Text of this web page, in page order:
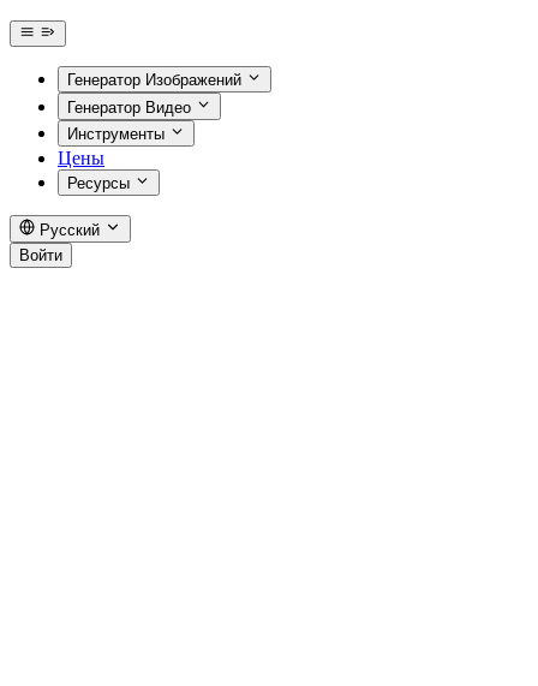
Генератор Изображений
Генератор Видео
Инструменты
Цены
Ресурсы
Русский
Войти